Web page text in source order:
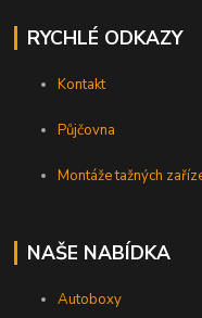
RYCHLÉ ODKAZY
Kontakt
Půjčovna
Montáže tažných
NAŠE NABÍDKA
Autoboxy